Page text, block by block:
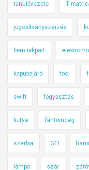
tanulóvezető T
jogosítványszerzés
bem rakpart
kapubejáró foci
swift fogyasztás
kutya fantomcég
szerbia GTI
lámpa szár